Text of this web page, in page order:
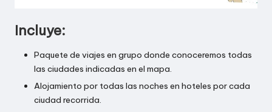
Incluye:
Paquete de viajes en grupo donde conoceremos todas
las ciudades indicadas en el mapa.
Alojamiento por todas las noches en hoteles por cada
ciudad recorrida.